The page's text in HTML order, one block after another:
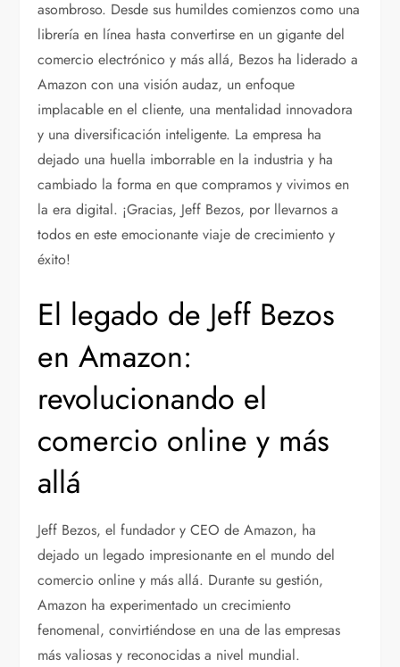
asombroso. Desde sus humildes comienzos como una
librería en línea hasta convertirse en un gigante del
comercio electrónico y más allá, Bezos ha liderado a
Amazon con una visión audaz, un enfoque
implacable en el cliente, una mentalidad innovadora
y una diversificación inteligente. La empresa ha
dejado una huella imborrable en la industria y ha
cambiado la forma en que compramos y vivimos en
la era digital. ¡Gracias, Jeff Bezos, por llevarnos a
todos en este emocionante viaje de crecimiento y
éxito!
El legado de Jeff Bezos
en Amazon:
revolucionando el
comercio online y más
allá
Jeff Bezos, el fundador y CEO de Amazon, ha
dejado un legado impresionante en el mundo del
comercio online y más allá. Durante su gestión,
Amazon ha experimentado un crecimiento
fenomenal, convirtiéndose en una de las empresas
más valiosas y reconocidas a nivel mundial.